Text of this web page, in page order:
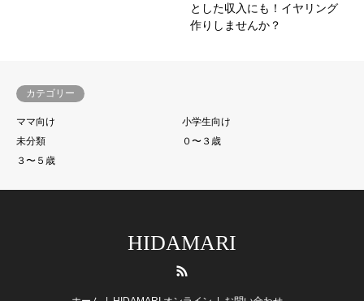
とした収入にも！イヤリング
作りしませんか？
カテゴリー
ママ向け
小学生向け
未分類
０〜３歳
３〜５歳
HIDAMARI